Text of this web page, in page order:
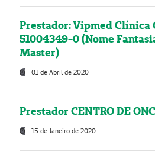
Prestador: Vipmed Clínica
51004349-0 (Nome
Master)
01 de Abril de 2020
Prestador CENTRO DE
15 de Janeiro de 2020